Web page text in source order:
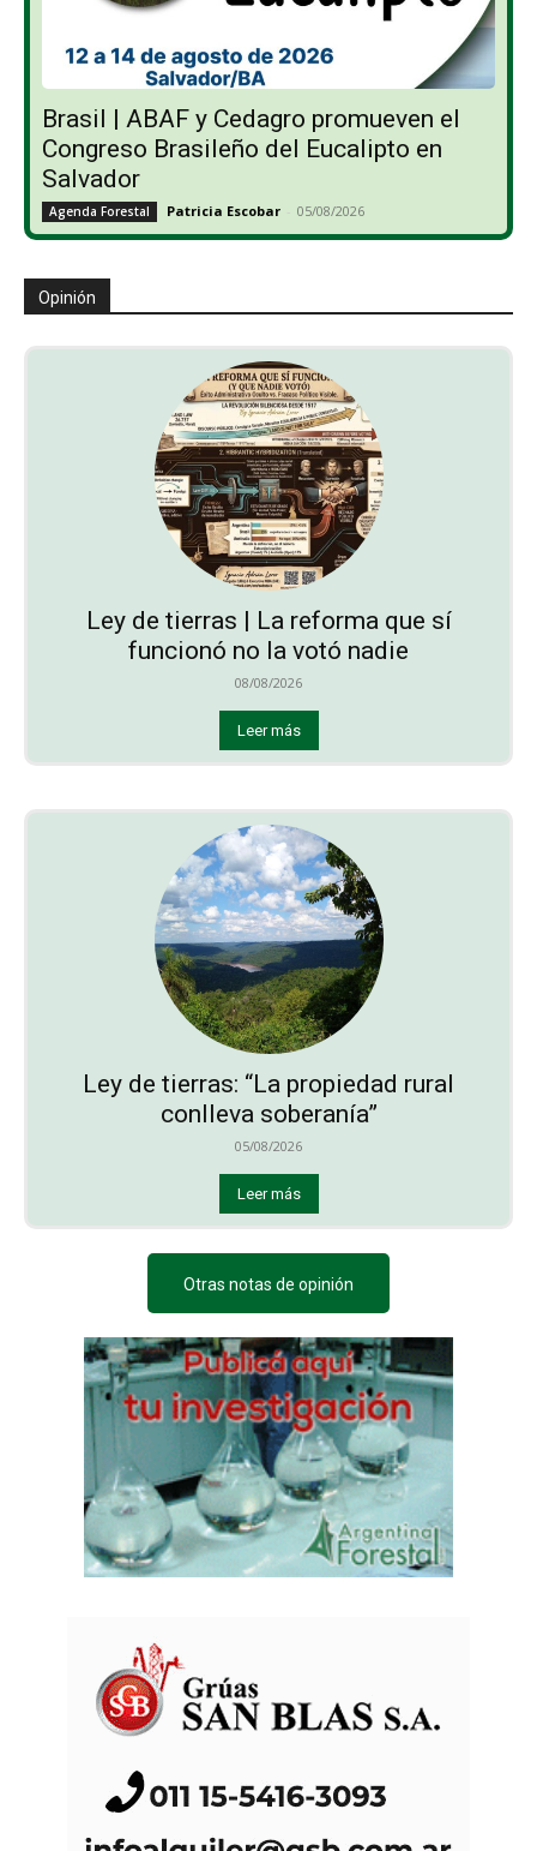
Brasil | ABAF y Cedagro promueven el
Congreso Brasileño del Eucalipto en
Salvador
Agenda Forestal Patricia Escobar - 05/08/2026
Opinión
Ley de tierras | La reforma que sí
funcionó no la votó nadie
08/08/2026
Leer más
Ley de tierras: “La propiedad rural
conlleva soberanía”
05/08/2026
Leer más
Otras notas de opinión